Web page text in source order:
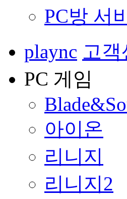
PC방 서
plaync 고객
PC 게임
아이온
리니지
리니지2